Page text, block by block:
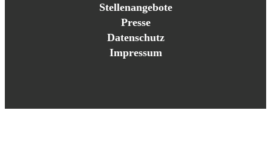
Stellenangebote
Presse
Datenschutz
Impressum